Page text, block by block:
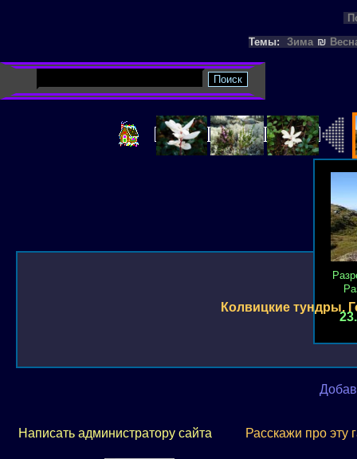
Темы:
Зима ₪
Колвицкие тундры.
Написать администратору сайта Расскажи про эту